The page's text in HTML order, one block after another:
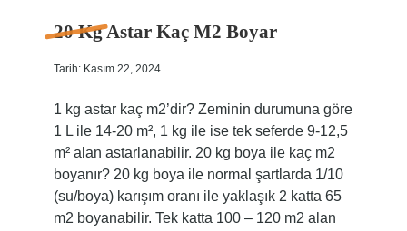
20 Kg Astar Kaç M2 Boyar
Tarih: Kasım 22, 2024
1 kg astar kaç m2’dir? Zeminin durumuna göre
1 L ile 14-20 m², 1 kg ile ise tek seferde 9-12,5
m² alan astarlanabilir. 20 kg boya ile kaç m2
boyanır? 20 kg boya ile normal şartlarda 1/10
(su/boya) karışım oranı ile yaklaşık 2 katta 65
m2 boyanabilir. Tek katta 100 – 120 m2 alan